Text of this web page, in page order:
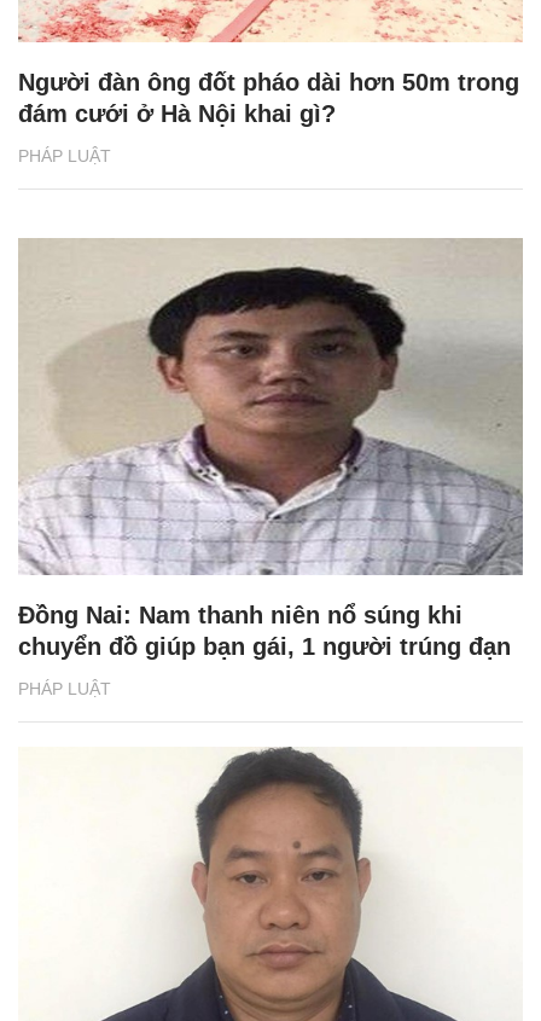
PHÁP LUẬT
Người đàn ông đốt pháo dài hơn 50m trong
đám cưới ở Hà Nội khai gì?
PHÁP LUẬT
Đồng Nai: Nam thanh niên nổ súng khi
chuyển đồ giúp bạn gái, 1 người trúng đạn